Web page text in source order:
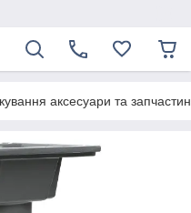
аксесуари та